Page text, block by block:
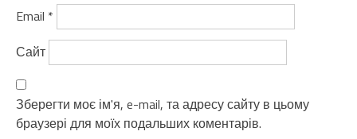
Email *
Сайт
Зберегти моє ім'я, e-mail, та адресу сайту в цьому
браузері для моїх подальших коментарів.